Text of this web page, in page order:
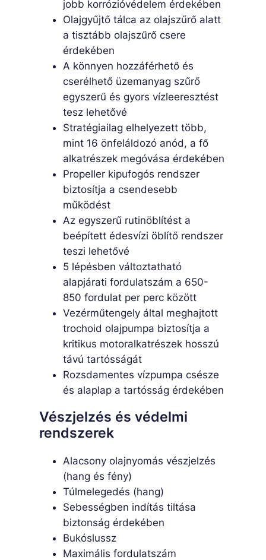
jobb korrózióvédelem érdekében
Olajgyűjtő tálca az olajszűrő alatt
a tisztább olajszűrő csere
érdekében
A könnyen hozzáférhető és
cserélhető üzemanyag szűrő
egyszerű és gyors vízleeresztést
tesz lehetővé
Stratégiailag elhelyezett több,
mint 16 önfeláldozó anód, a fő
alkatrészek megóvása érdekében
Propeller kipufogós rendszer
biztosítja a csendesebb
működést
Az egyszerű rutinöblítést a
beépített édesvízi öblítő rendszer
teszi lehetővé
5 lépésben változtatható
alapjárati fordulatszám a 650-
850 fordulat per perc között
Vezérműtengely által meghajtott
trochoid olajpumpa biztosítja a
kritikus motoralkatrészek hosszú
távú tartósságát
Rozsdamentes vízpumpa csésze
és alaplap a tartósság érdekében
Vészjelzés és védelmi
rendszerek
Alacsony olajnyomás vészjelzés
(hang és fény)
Túlmelegedés (hang)
Sebességben indítás tiltása
biztonság érdekében
Bukóslussz
Maximális fordulatszám